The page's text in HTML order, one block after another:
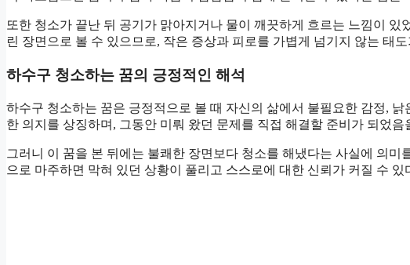
또한 청소가 끝난 뒤 공기가 맑아지거나 물이 깨끗하게 흐르는 느낌이
린 장면으로 볼 수 있으므로, 작은 증상과 피로를 가볍게 넘기지 않는 태
하수구 청소하는 꿈의 긍정적인 해석
하수구 청소하는 꿈은 긍정적으로 볼 때 자신의 삶에서 불필요한 감정,
한 의지를 상징하며, 그동안 미뤄 왔던 문제를 직접 해결할 준비가 되었
그러니 이 꿈을 본 뒤에는 불쾌한 장면보다 청소를 해냈다는 사실에 의
으로 마주하면 막혀 있던 상황이 풀리고 스스로에 대한 신뢰가 커질 수